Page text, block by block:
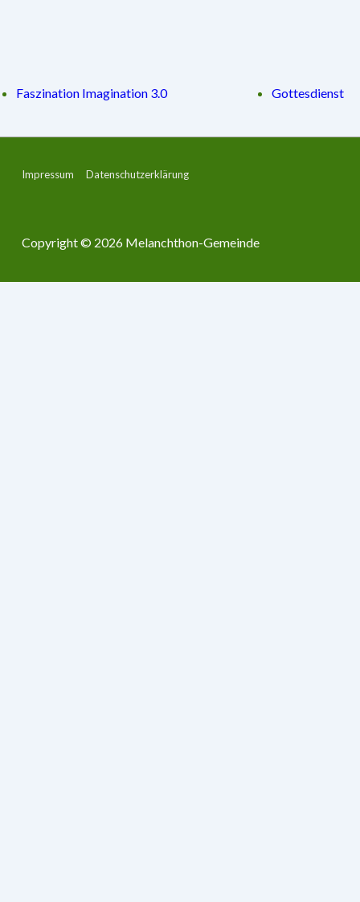
Faszination Imagination 3.0 Gottesdienst
Footer-
Impressum Datenschutzerklärung
Copyright © 2026 Melanchthon-Gemeinde